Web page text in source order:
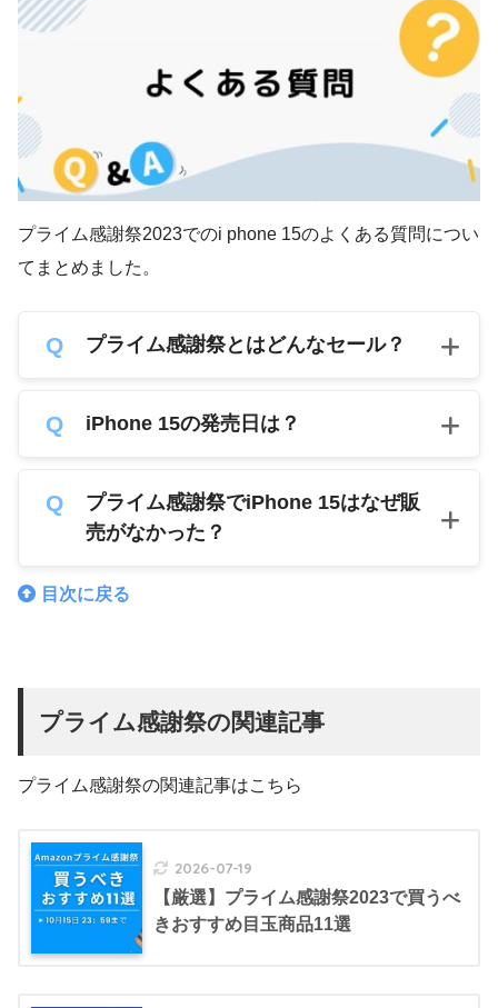
プライム感謝祭2023でのi phone 15のよくある質問につい
てまとめました。
プライム感謝祭とはどんなセール？
iPhone 15の発売日は？
プライム感謝祭でiPhone 15はなぜ販
売がなかった？
目次に戻る
プライム感謝祭の関連記事
プライム感謝祭の関連記事はこちら
2026-07-19
【厳選】プライム感謝祭2023で買うべ
きおすすめ目玉商品11選